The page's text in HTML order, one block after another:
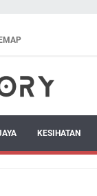
KESIHATAN